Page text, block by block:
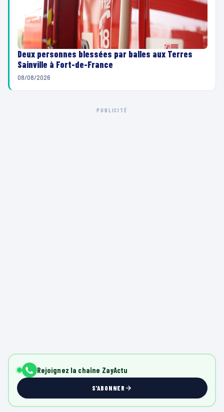
Deux personnes blessées par balles aux Terres
Sainville à Fort-de-France
08/08/2026
PUBLICITÉ
Rejoignez la chaîne ZayActu
S'ABONNER